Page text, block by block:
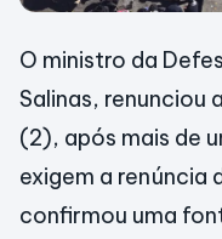
O ministro da
Salinas,
(2), após mais de
exigem a renúncia
confirmou uma